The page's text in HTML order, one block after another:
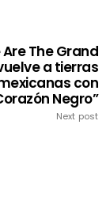
Are The Grand
a tierras
con
Negro”
Next post